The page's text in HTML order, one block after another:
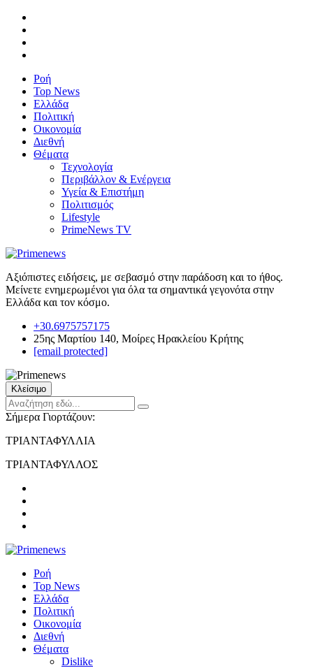
Ροή
Top News
Ελλάδα
Πολιτική
Οικονομία
Διεθνή
Θέματα
Τεχνολογία
Περιβάλλον & Ενέργεια
Υγεία & Επιστήμη
Πολιτισμός
Lifestyle
PrimeNews TV
Αξιόπιστες ειδήσεις, με σεβασμό στην παράδοση και το ήθος.
Μείνετε ενημερωμένοι για όλα τα σημαντικά γεγονότα στην
Ελλάδα και τον κόσμο.
+30.6975757175
25ης Μαρτίου 140, Μοίρες Ηρακλείου Κρήτης
[email protected]
Κλείσιμο
Σήμερα Γιορτάζουν:
ΤΡΙΑΝΤΑΦΥΛΛΙΑ
ΤΡΙΑΝΤΑΦΥΛΛΟΣ
Ροή
Top News
Ελλάδα
Πολιτική
Οικονομία
Διεθνή
Θέματα
Dislike